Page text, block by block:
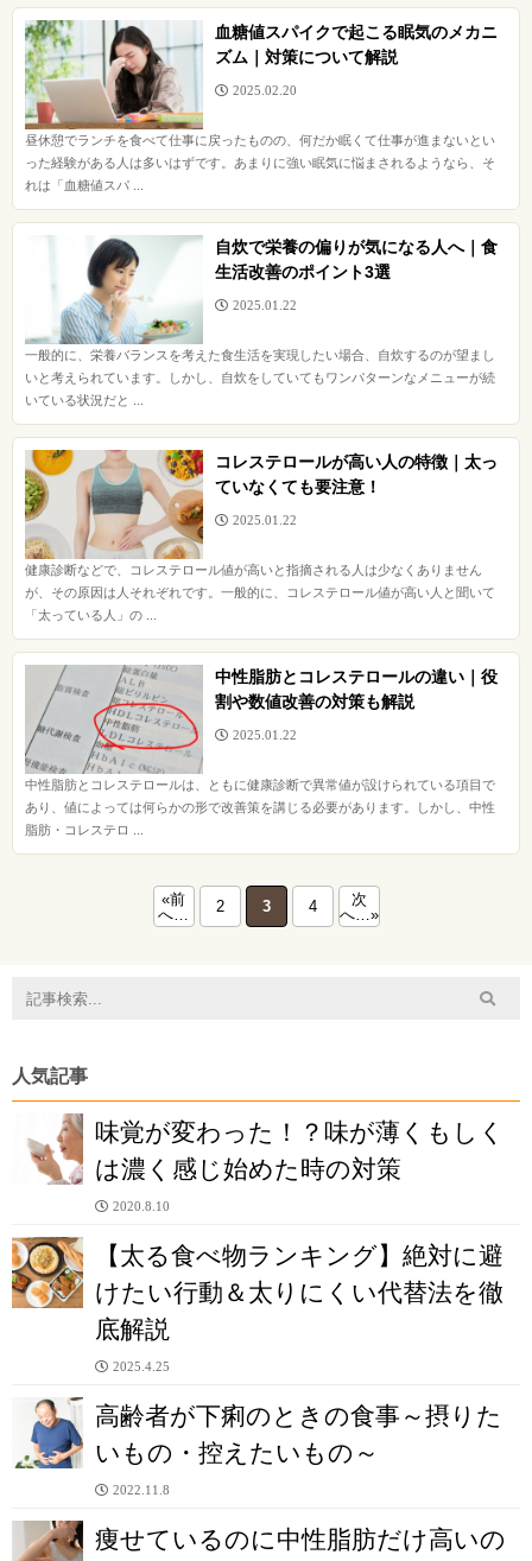
血糖値スパイクで起こる眠気のメカニ
ズム｜対策について解説
2025.02.20
昼休憩でランチを食べて仕事に戻ったものの、何だか眠くて仕事が進まないとい
った経験がある人は多いはずです。あまりに強い眠気に悩まされるようなら、そ
れは「血糖値スパ ...
自炊で栄養の偏りが気になる人へ｜食
生活改善のポイント3選
2025.01.22
一般的に、栄養バランスを考えた食生活を実現したい場合、自炊するのが望まし
いと考えられています。しかし、自炊をしていてもワンパターンなメニューが続
いている状況だと ...
コレステロールが高い人の特徴｜太っ
ていなくても要注意！
2025.01.22
健康診断などで、コレステロール値が高いと指摘される人は少なくありません
が、その原因は人それぞれです。一般的に、コレステロール値が高い人と聞いて
「太っている人」の ...
中性脂肪とコレステロールの違い｜役
割や数値改善の対策も解説
2025.01.22
中性脂肪とコレステロールは、ともに健康診断で異常値が設けられている項目で
あり、値によっては何らかの形で改善策を講じる必要があります。しかし、中性
脂肪・コレステロ ...
«前
へ…
2 3 4
次
へ…»
人気記事
味覚が変わった！？味が薄くもしく
は濃く感じ始めた時の対策
2020.8.10
【太る食べ物ランキング】絶対に避
けたい行動＆太りにくい代替法を徹
底解説
2025.4.25
高齢者が下痢のときの食事～摂りた
いもの・控えたいもの～
2022.11.8
痩せているのに中性脂肪だけ高いの